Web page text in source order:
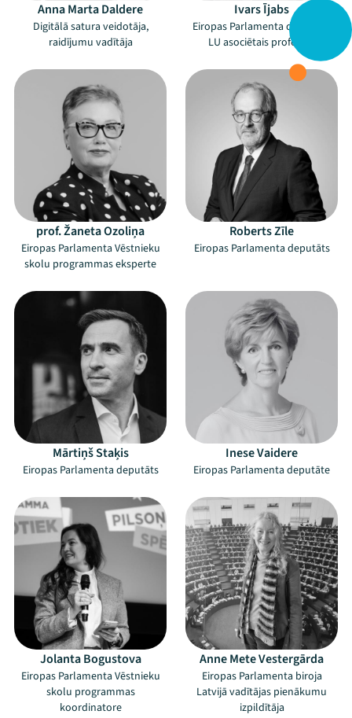
Anna Marta Daldere
Digitālā satura veidotāja,
raidījumu vadītāja
Ivars Ījabs
Eiropas Parlamenta deputāts,
LU asociētais profesors
prof. Žaneta Ozoliņa
Eiropas Parlamenta Vēstnieku
skolu programmas eksperte
Roberts Zīle
Eiropas Parlamenta deputāts
Mārtiņš Staķis
Eiropas Parlamenta deputāts
Inese Vaidere
Eiropas Parlamenta deputāte
Jolanta Bogustova
Eiropas Parlamenta Vēstnieku
skolu programmas
koordinatore
Anne Mete Vestergārda
Eiropas Parlamenta biroja
Latvijā vadītājas pienākumu
izpildītāja